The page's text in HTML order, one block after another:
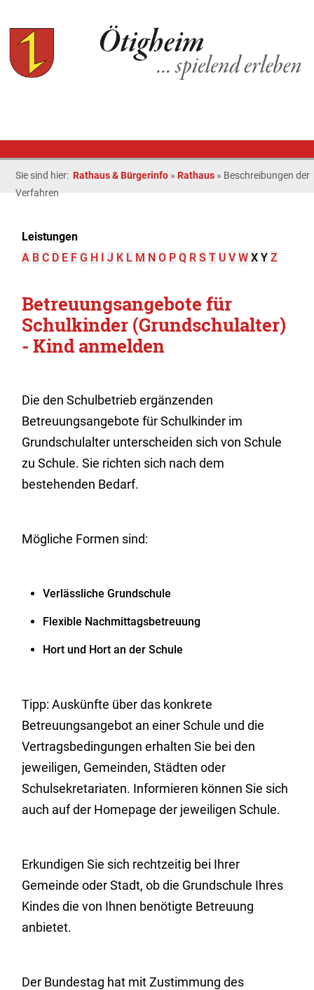
Sie sind hier: Rathaus & Bürgerinfo » Rathaus » Beschreibungen der
Verfahren
Leistungen
A B C D E F G H I J K L M N O P Q R S T U V W X Y Z
Betreuungsangebote für
Schulkinder (Grundschulalter)
- Kind anmelden
Die den Schulbetrieb ergänzenden
Betreuungsangebote für Schulkinder im
Grundschulalter unterscheiden sich von Schule
zu Schule. Sie richten sich nach dem
bestehenden Bedarf.
Mögliche Formen sind:
Verlässliche Grundschule
Flexible Nachmittagsbetreuung
Hort und Hort an der Schule
Tipp: Auskünfte über das konkrete
Betreuungsangebot an einer Schule und die
Vertragsbedingungen erhalten Sie bei den
jeweiligen, Gemeinden, Städten oder
Schulsekretariaten. Informieren können Sie sich
auch auf der Homepage der jeweiligen Schule.
Erkundigen Sie sich rechtzeitig bei Ihrer
Gemeinde oder Stadt, ob die Grundschule Ihres
Kindes die von Ihnen benötigte Betreuung
anbietet.
Der Bundestag hat mit Zustimmung des